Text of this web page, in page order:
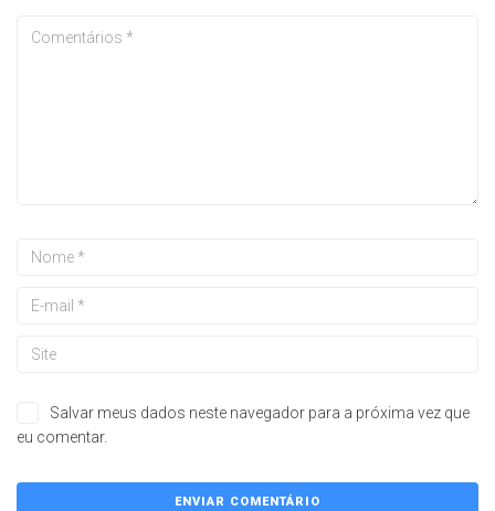
Salvar meus dados neste navegador para a próxima vez que
eu comentar.